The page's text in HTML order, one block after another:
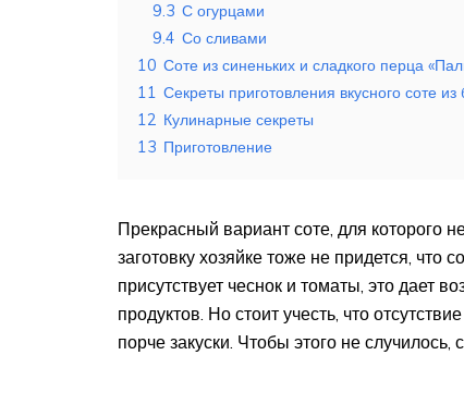
9.3 С огурцами
9.4 Со сливами
10 Соте из синеньких и сладкого перца
11 Секреты приготовления вкусного соте из
12 Кулинарные секреты
13 Приготовление
Прекрасный вариант соте, для которого
заготовку хозяйке тоже не придется, что
присутствует чеснок и томаты, это дает
продуктов. Но стоит учесть, что
порче закуски. Чтобы этого не